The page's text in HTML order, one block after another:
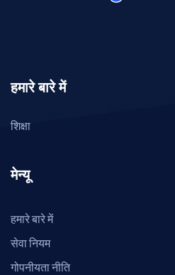
हमारे बारे में
शिक्षा
मेन्यू
हमारे बारे में
सेवा नियम
गोपनीयता नीति